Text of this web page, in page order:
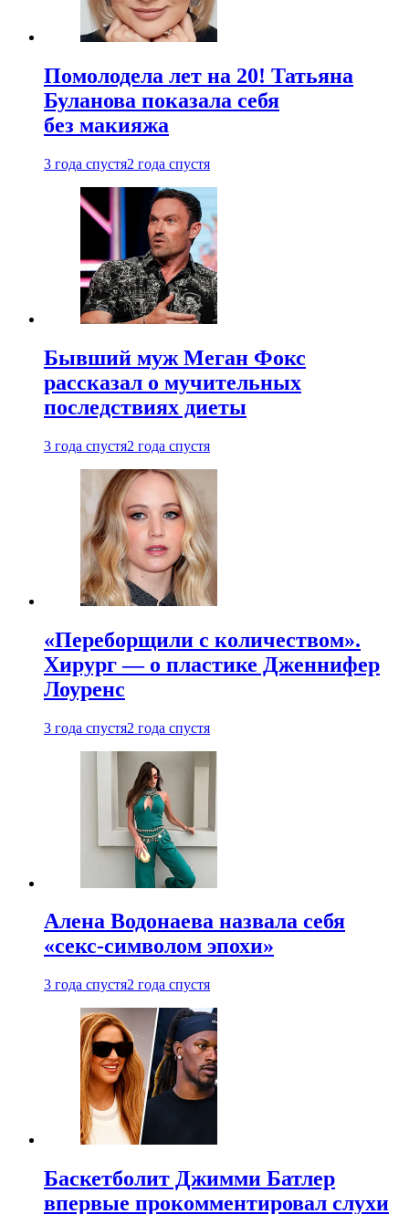
Помолодела лет на 20! Татьяна
Буланова показала себя
без макияжа
3 года спустя2 года спустя
Бывший муж Меган Фокс
рассказал о мучительных
последствиях диеты
3 года спустя2 года спустя
«Переборщили с количеством».
Хирург — о пластике Дженнифер
Лоуренс
3 года спустя2 года спустя
Алена Водонаева назвала себя
«секс-символом эпохи»
3 года спустя2 года спустя
Баскетболит Джимми Батлер
впервые прокомментировал слухи